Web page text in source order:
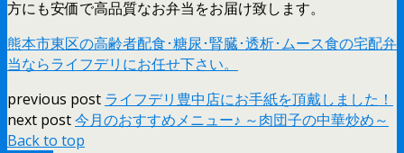
方にも安価で高品質なお弁当をお届け致します。
熊本市東区の高齢者配食･糖尿･腎臓･透析･ムース食の宅配弁
当ならライフデリにお任せ下さい。
previous post ライフデリ豊中店にお手紙を頂戴しました！
next post今月のおすすめメニュー♪ ～肉団子の中華炒め～
Back to top